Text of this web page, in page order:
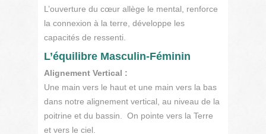
L’ouverture du cœur allège le mental, renforce
la connexion à la terre, développe les
capacités de ressenti.
L’équilibre Masculin-Féminin
Alignement Vertical :
Une main vers le haut et une main vers la bas
dans notre alignement vertical, au niveau de la
poitrine et du bassin. On pointe vers la Terre
et vers le ciel.